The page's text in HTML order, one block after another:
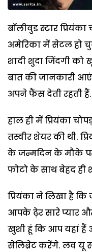
बॉलीवुड स्टार
अमेरिका में सेटल हो
शादी शुदा जिंदगी को
बात की जानकारी
अपने फैंस देती रहती हैं.
हाल ही में प्रियंका
तस्वीर शेयर की थी.
के जन्मदिन के मौके पर
फोटो के साथ बेहद ही
प्रियंका ने लिखा है
आपके ढ़ेर सारे प्यार
खुशी हूं कि आप यहां हैं
सेलिब्रेट करेंगे. लव यू